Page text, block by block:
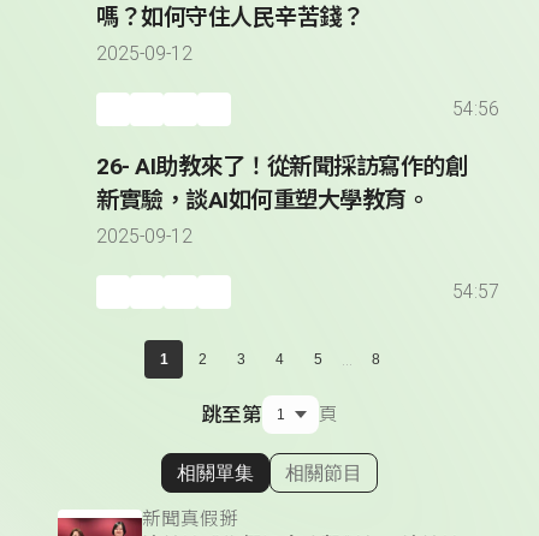
嗎？如何守住人民辛苦錢？
2025-09-12
54:56
26- AI助教來了！從新聞採訪寫作的創
新實驗，談AI如何重塑大學教育。
2025-09-12
54:57
1 2 3 4 5 ... 8
跳至第 頁
顯示相關單集
相關單集 相關節目
新聞真假掰